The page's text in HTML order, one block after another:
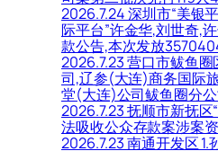
2026.7.24 深圳市“美银
际平台”许金华,刘世奇,
款公告,本次发放
2026.7.23 营口市鲅鱼
司,辽参(大连)商务国际
堂(大连)公司鲅鱼圈分
2026.7.23 抚顺市新抚区
法吸收公众存款案涉案
2026.7.23 南通开发区